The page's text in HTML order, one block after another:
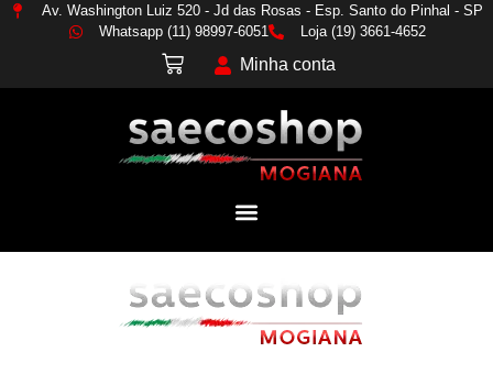
Av. Washington Luiz 520 - Jd das Rosas - Esp. Santo do Pinhal - SP
Whatsapp (11) 98997-6051
Loja (19) 3661-4652
Minha conta